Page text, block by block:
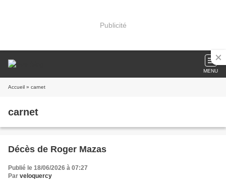
Publicité
MENU
Accueil » carnet
carnet
Décès de Roger Mazas
Publié le 18/06/2026 à 07:27
Par veloquercy